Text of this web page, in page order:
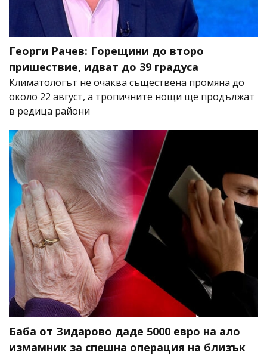
Георги Рачев: Горещини до второ
пришествие, идват до 39 градуса
Климатологът не очаква съществена промяна до
около 22 август, а тропичните нощи ще продължат
в редица райони
Баба от Зидарово даде 5000 евро на ало
измамник за спешна операция на близък